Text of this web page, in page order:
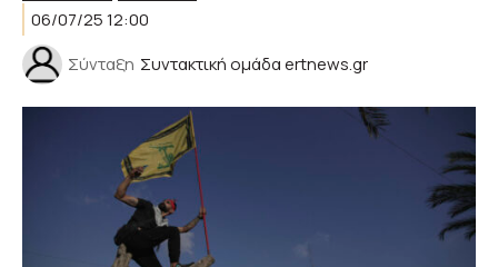
06/07/25 12:00
Σύνταξη Συντακτική ομάδα ertnews.gr